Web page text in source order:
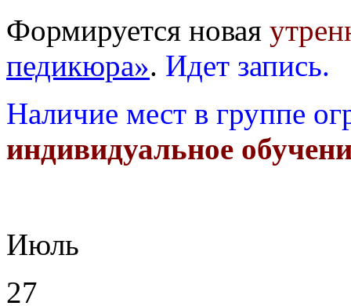
Формируется новая
педикюра». Идет запись.
Наличие мест в группе
индивидуальное
Июль
27